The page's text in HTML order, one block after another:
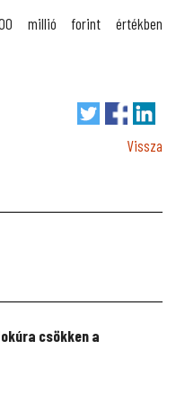
millió forint értékben
Vissza
csökken a